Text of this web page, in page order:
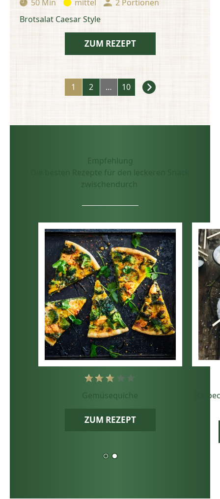
Zubereitungszeit:
50 Min Schwierigkeit:
mittel Portionen:
2 Portionen
Brotsalat Caesar Style
ZUM REZEPT
Rezepte
1 2 … 10
Empfehlung
Die besten Rezepte für den leckeren Snack
zwischendurch
Gemüsequiche
ZUM REZEPT